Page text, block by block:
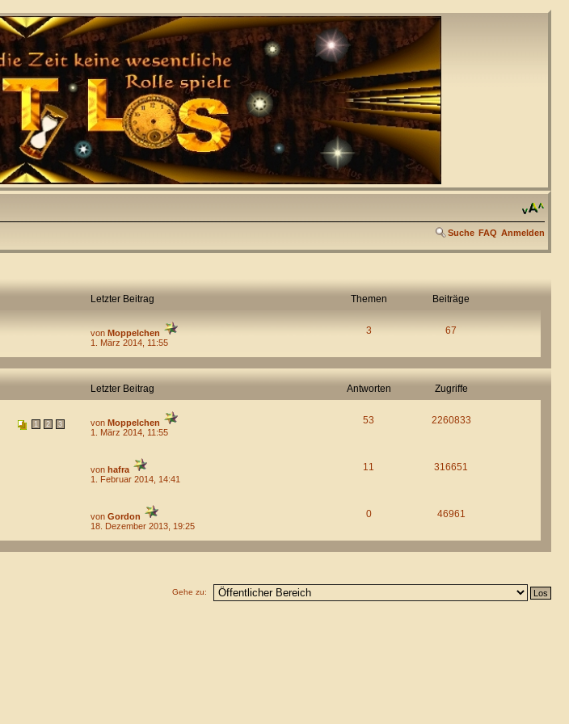
Suche FAQ Anmelden
Letzter Beitrag Themen Beiträge
von Moppelchen
1. März 2014, 11:55
3 67
Letzter Beitrag Antworten Zugriffe
1 2 3 von Moppelchen
1. März 2014, 11:55
53 2260833
von hafra
1. Februar 2014, 14:41
11 316651
von Gordon
18. Dezember 2013, 19:25
0 46961
Gehe zu: